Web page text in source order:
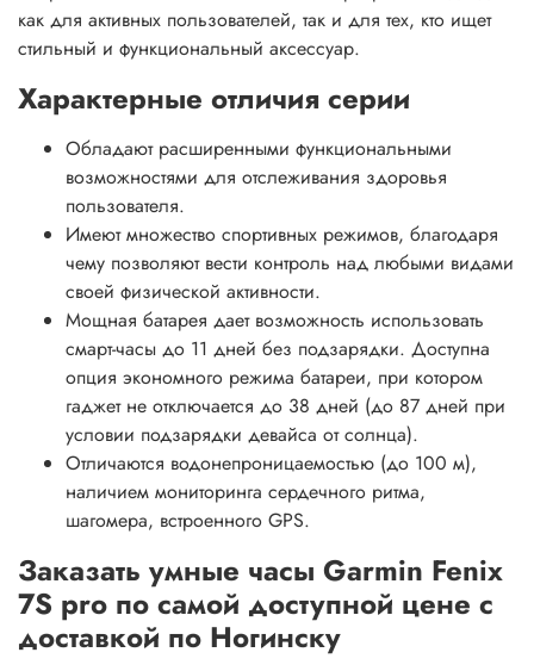
как для активных пользователей, так и для тех, кто ищет
стильный и функциональный аксессуар.
Характерные отличия серии
Обладают расширенными функциональными
возможностями для отслеживания здоровья
пользователя.
Имеют множество спортивных режимов, благодаря
чему позволяют вести контроль над любыми видами
своей физической активности.
Мощная батарея дает возможность использовать
смарт-часы до 11 дней без подзарядки. Доступна
опция экономного режима батареи, при котором
гаджет не отключается до 38 дней (до 87 дней при
условии подзарядки девайса от солнца).
Отличаются водонепроницаемостью (до 100 м),
наличием мониторинга сердечного ритма,
шагомера, встроенного GPS.
Заказать умные часы Garmin Fenix
7S pro по самой доступной цене с
доставкой по Ногинску